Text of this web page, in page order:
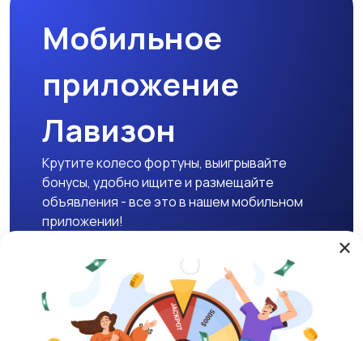
Мобильное
приложение
Лавизон
Крутите колесо фортуны, выигрывайте
бонусы, удобно ищите и размещайте
объявления - все это в нашем мобильном
приложении!
Скачать APK
×